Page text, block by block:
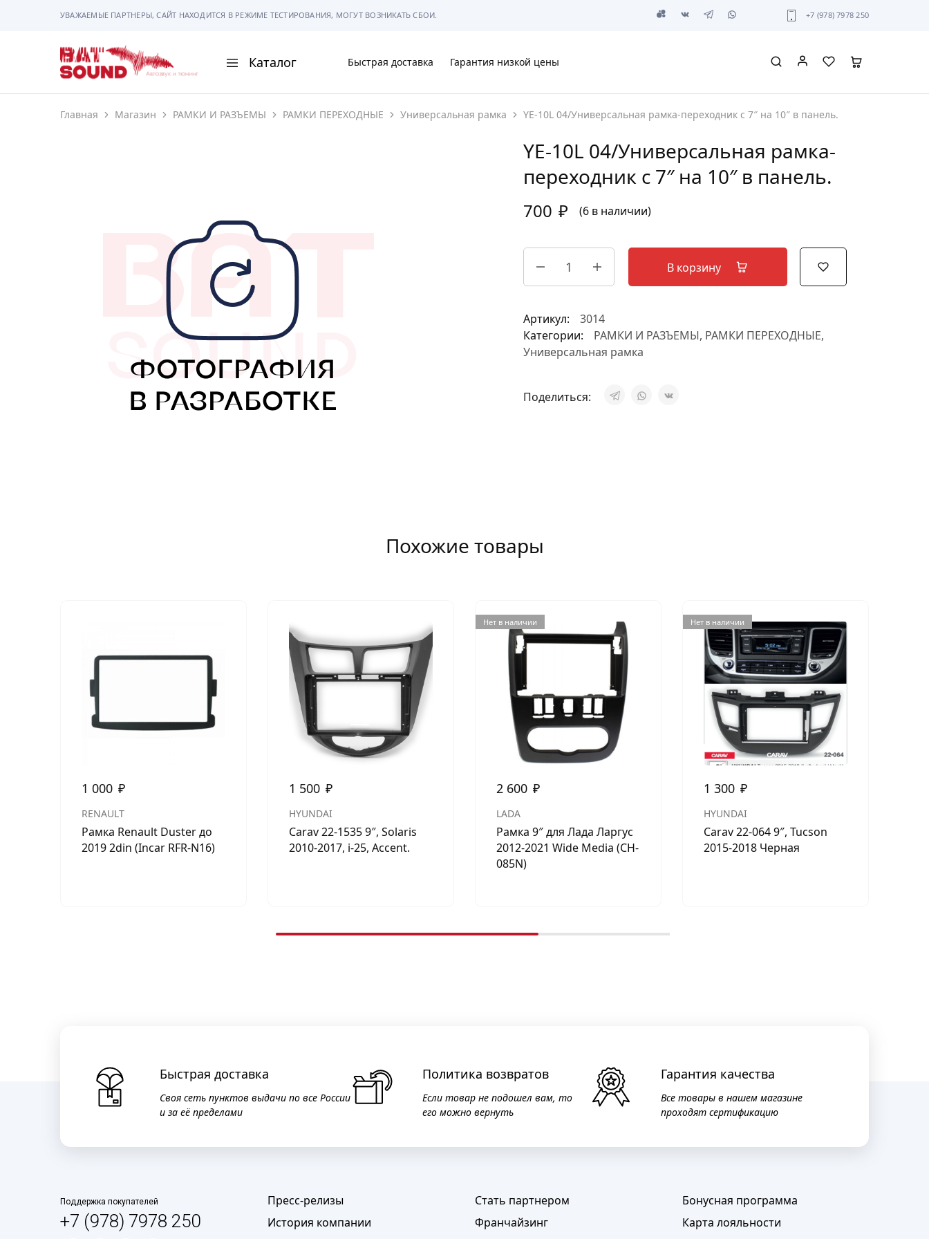
УВАЖАЕМЫЕ ПАРТНЕРЫ, САЙТ НАХОДИТСЯ В РЕЖИМЕ ТЕСТИРОВАНИЯ, МОГУТ ВОЗНИКАТЬ СБОИ. +7 (978) 7978 250
BAT
Sound
Каталог
АВТОМАГНИТОЛЫ
ГАДЖЕТЫ
СИГНАЛИЗАЦИИ
ПОМОЩЬ ПРИ ПАРКОВКЕ
МУЗЫКАЛЬНЫЕ АКСЕССУАРЫ
САБВУФЕРЫ
ШУМОИЗОЛЯЦИЯ
Быстрая доставка Гарантия низкой цены
Главная Магазин РАМКИ И РАЗЪЕМЫ РАМКИ ПЕРЕХОДНЫЕ Универсальная рамка YE-10L 04/Универсальная рамка-переходник с 7″ на 10″ в панель.
YE-10L 04/Универсальная рамка-
переходник с 7″ на 10″ в панель.
700 ₽ (6 в наличии)
В корзину
Артикул:
3014
Категории:
РАМКИ И РАЗЪЕМЫ, РАМКИ ПЕРЕХОДНЫЕ,
Универсальная рамка
Поделиться:
Похожие товары
1 000 ₽
RENAULT
Рамка Renault Duster до
2019 2din (Incar RFR-N16)
1 500 ₽
HYUNDAI
Carav 22-1535 9″, Solaris
2010-2017, i-25, Accent.
Нет в наличии
2 600 ₽
LADA
Рамка 9″ для Лада Ларгус
2012-2021 Wide Media (CH-
085N)
Нет в наличии
1 300 ₽
HYUNDAI
Carav 22-064 9″, Tucson
2015-2018 Черная
Быстрая доставка
Своя сеть пунктов выдачи по все России
и за её пределами
Политика возвратов
Если товар не подошел вам, то
его можно вернуть
Гарантия качества
Все товары в нашем магазине
проходят сертификацию
Поддержка покупателей
+7 (978) 7978 250
Пресс-релизы
История компании
Стать партнером
Франчайзинг
Бонусная программа
Карта лояльности